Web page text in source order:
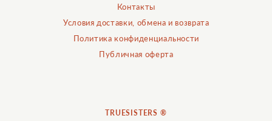
Контакты
Условия доставки, обмена и возврата
Политика конфиденциальности
Публичная оферта
TRUESISTERS ®